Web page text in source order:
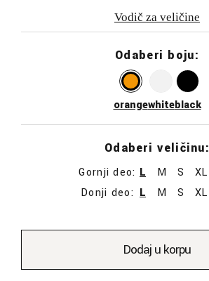
Vodič za veličine
Odaberi boju:
orangewhiteblack
Odaberi veličinu:
Gornji deo: L M S XL
Donji deo: L M S XL
Dodaj u korpu